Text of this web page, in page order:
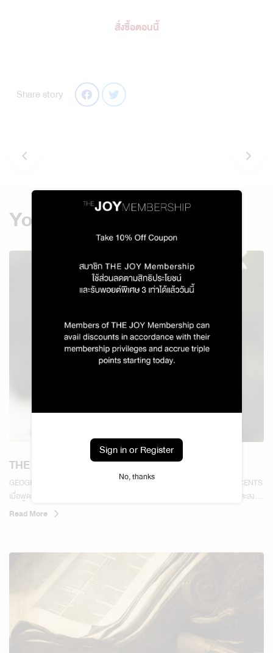
สั่งซื้อตอนนี้
Share story
You might also like
THE WORLD OF LAVENDER SCENTS
GEOGRAPHY & SOCIAL SCIENCES — THE WORLD OF LAVENDER SCENTS
เมื่อพูดถึงลาเวนเดอร์ หลายคนมักนึกถึงกลิ่นตัวแทนของความรู้สึกผ่อนคลายและสงบ
แต่ในโลกของสุคนธบำบัดขั้นสูง ลาเวนเดอร์...
Read More
Sign in or Register
No, thanks